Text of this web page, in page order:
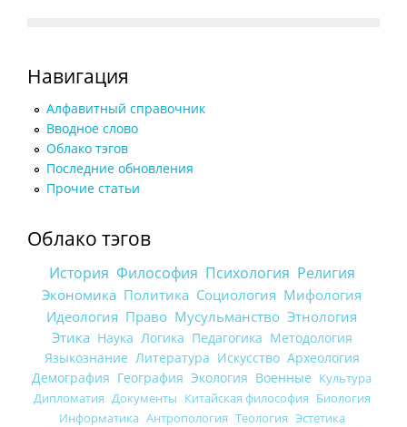
Навигация
Алфавитный справочник
Вводное слово
Облако тэгов
Последние обновления
Прочие статьи
Облако тэгов
История Философия Психология Религия
Экономика Политика Социология Мифология
Идеология Право Мусульманство Этнология
Этика Наука Логика Педагогика Методология
Языкознание Литература Искусство Археология
Демография География Экология Военные Культура
Дипломатия Документы Китайская философия Биология
Информатика Антропология Теология Эстетика